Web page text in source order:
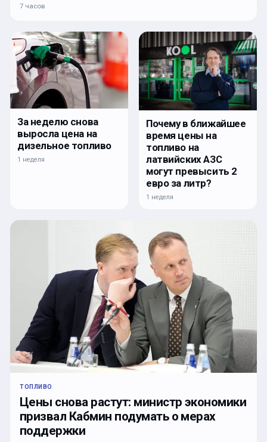
7 часов
За неделю снова
выросла цена на
дизельное топливо
1 неделя
Почему в ближайшее
время цены на
топливо на
латвийских АЗС
могут превысить 2
евро за литр?
1 неделя
ТОПЛИВО
Цены снова растут: министр экономики
призвал Кабмин подумать о мерах
поддержки